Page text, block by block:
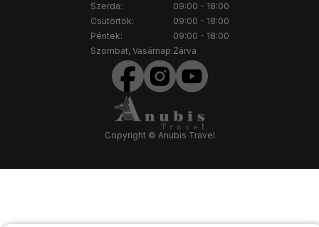
Szerda:
Csütörtök:
Péntek:
Szombat, Vasárnap:
09:00 - 18:00
09:00 - 18:00
09:00 - 18:00
Zárva
Copyright © Anubis Travel